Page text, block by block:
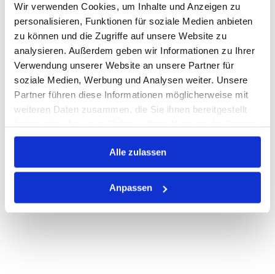
Wir verwenden Cookies, um Inhalte und Anzeigen zu
personalisieren, Funktionen für soziale Medien anbieten
zu können und die Zugriffe auf unsere Website zu
analysieren. Außerdem geben wir Informationen zu Ihrer
Verwendung unserer Website an unsere Partner für
soziale Medien, Werbung und Analysen weiter. Unsere
Partner führen diese Informationen möglicherweise mit
weiteren Daten zusammen, die Sie ihnen bereitgestellt
gesammelt haben.
Alle zulassen
Anpassen
STK Warenkorb
Auf Lager
Print
PRODUKTBESCHREIBUNG